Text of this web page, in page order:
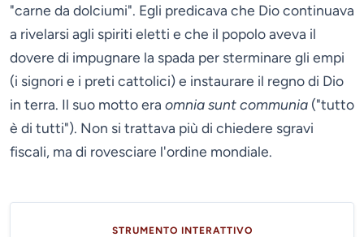
"carne da dolciumi". Egli predicava che Dio continuava
a rivelarsi agli spiriti eletti e che il popolo aveva il
dovere di impugnare la spada per sterminare gli empi
(i signori e i preti cattolici) e instaurare il regno di Dio
in terra. Il suo motto era omnia sunt communia ("tutto
è di tutti"). Non si trattava più di chiedere sgravi
fiscali, ma di rovesciare l'ordine mondiale.
STRUMENTO INTERATTIVO